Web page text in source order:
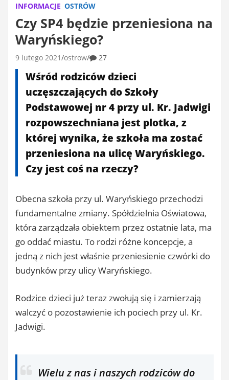
INFORMACJE OSTRÓW
Czy SP4 będzie przeniesiona na
Waryńskiego?
9 lutego 2021 ostrow 27
Wśród rodziców dzieci
uczęszczających do Szkoły
Podstawowej nr 4 przy ul. Kr. Jadwigi
rozpowszechniana jest plotka, z
której wynika, że szkoła ma zostać
przeniesiona na ulicę Waryńskiego.
Czy jest coś na rzeczy?
Obecna szkoła przy ul. Waryńskiego przechodzi
fundamentalne zmiany. Spółdzielnia Oświatowa,
która zarządzała obiektem przez ostatnie lata, ma
go oddać miastu. To rodzi różne koncepcje, a
jedną z nich jest właśnie przeniesienie czwórki do
budynków przy ulicy Waryńskiego.
Rodzice dzieci już teraz zwołują się i zamierzają
walczyć o pozostawienie ich pociech przy ul. Kr.
Jadwigi.
Wielu z nas i naszych rodziców do